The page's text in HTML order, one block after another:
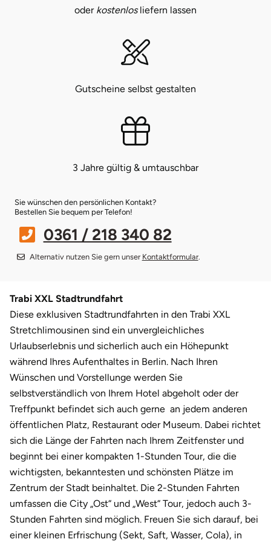
oder kostenlosliefern lassen
Gutscheine selbst gestalten
3 Jahre gültig & umtauschbar
Sie wünschen den persönlichen Kontakt?
Bestellen Sie bequem per Telefon!
0361 / 218 340 82
Alternativ nutzen Sie gern unser Kontaktformular.
Trabi XXL Stadtrundfahrt
Diese exklusiven Stadtrundfahrten in den Trabi XXL
Stretchlimousinen sind ein unvergleichliches
Urlaubserlebnis und sicherlich auch ein Höhepunkt
während Ihres Aufenthaltes in Berlin. Nach Ihren
Wünschen und Vorstellunge werden Sie
selbstverständlich von Ihrem Hotel abgeholt oder der
Treffpunkt befindet sich auch gerne an jedem anderen
öffentlichen Platz, Restaurant oder Museum. Dabei richtet
sich die Länge der Fahrten nach Ihrem Zeitfenster und
beginnt bei einer kompakten 1-Stunden Tour, die die
wichtigsten, bekanntesten und schönsten Plätze im
Zentrum der Stadt beinhaltet. Die 2-Stunden Fahrten
umfassen die City „Ost“ und „West“ Tour, jedoch auch 3-
Stunden Fahrten sind möglich. Freuen Sie sich darauf, bei
einer kleinen Erfrischung (Sekt, Saft, Wasser, Cola), in
Coburg
Cottbus
Deggendorf
Dessau
Dietzenbach
Dingolfing
Dorsten
Dortmund
Dresden
Duisburg
Strausberg (Berlin/Brandenburg)
Sömmerda
sächsische Schweiz
Witterda